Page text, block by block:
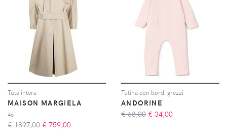
Tuta intera
MAISON MARGIELA
46
€ 1897,00 € 759,00
Tutina con bordi grezzi
ANDORINE
€ 68,00 € 34,00